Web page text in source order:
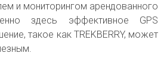
и мониторингом арендованного
здесь эффективное GPS
такое как TREKBERRY, может